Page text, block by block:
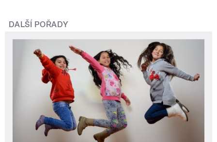
DALŠÍ POŘADY